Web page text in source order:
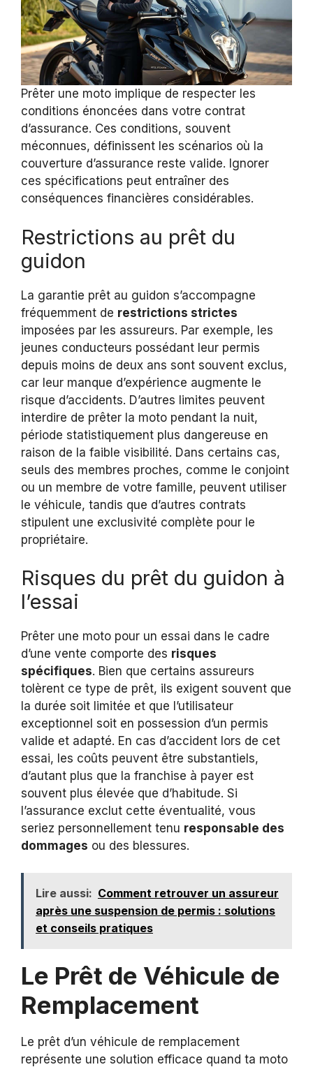
Prêter une moto implique de respecter les
conditions énoncées dans votre contrat
d’assurance. Ces conditions, souvent
méconnues, définissent les scénarios où la
couverture d’assurance reste valide. Ignorer
ces spécifications peut entraîner des
conséquences financières considérables.
Restrictions au prêt du
guidon
La garantie prêt au guidon s’accompagne
fréquemment de restrictions strictes
imposées par les assureurs. Par exemple, les
jeunes conducteurs possédant leur permis
depuis moins de deux ans sont souvent exclus,
car leur manque d’expérience augmente le
risque d’accidents. D’autres limites peuvent
interdire de prêter la moto pendant la nuit,
période statistiquement plus dangereuse en
raison de la faible visibilité. Dans certains cas,
seuls des membres proches, comme le conjoint
ou un membre de votre famille, peuvent utiliser
le véhicule, tandis que d’autres contrats
stipulent une exclusivité complète pour le
propriétaire.
Risques du prêt du guidon à
l’essai
Prêter une moto pour un essai dans le cadre
d’une vente comporte des risques
spécifiques. Bien que certains assureurs
tolèrent ce type de prêt, ils exigent souvent que
la durée soit limitée et que l’utilisateur
exceptionnel soit en possession d’un permis
valide et adapté. En cas d’accident lors de cet
essai, les coûts peuvent être substantiels,
d’autant plus que la franchise à payer est
souvent plus élevée que d’habitude. Si
l’assurance exclut cette éventualité, vous
seriez personnellement tenu responsable des
dommages ou des blessures.
Lire aussi: Comment retrouver un assureur
après une suspension de permis : solutions
et conseils pratiques
Le Prêt de Véhicule de
Remplacement
Le prêt d’un véhicule de remplacement
représente une solution efficace quand ta moto